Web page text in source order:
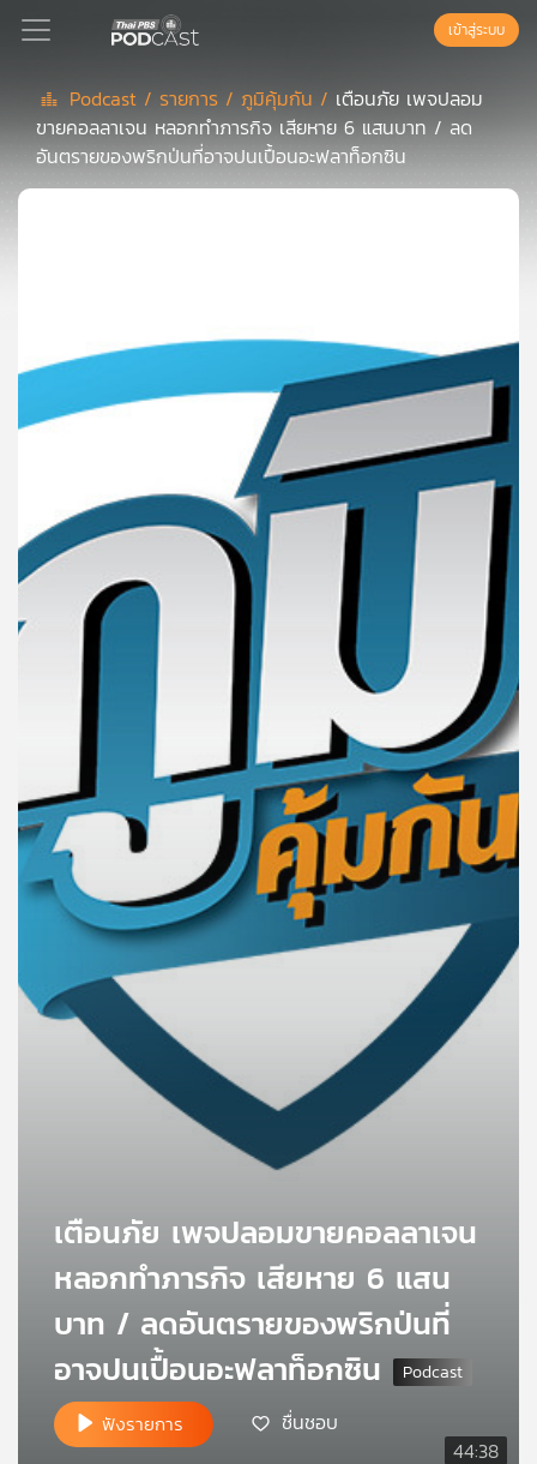
Podcast
เพล
ของ
คุณ
เพลง
บทความ
ข่าว
และ
กิจกรรม
กับ
เรา
เข้าสู่ระบบ
Podcast / รายการ /ภูมิคุ้มกัน / เตือนภัย เพจปลอม
ขายคอลลาเจน หลอกทำภารกิจ เสียหาย 6 แสนบาท / ลด
อันตรายของพริกป่นที่อาจปนเปื้อนอะฟลาท็อกซิน
44:38
เตือนภัย เพจปลอมขายคอลลาเจน
หลอกทำภารกิจ เสียหาย 6 แสน
บาท / ลดอันตรายของพริกป่นที่
อาจปนเปื้อนอะฟลาท็อกซิน
ฟังรายการ ชื่นชอบ